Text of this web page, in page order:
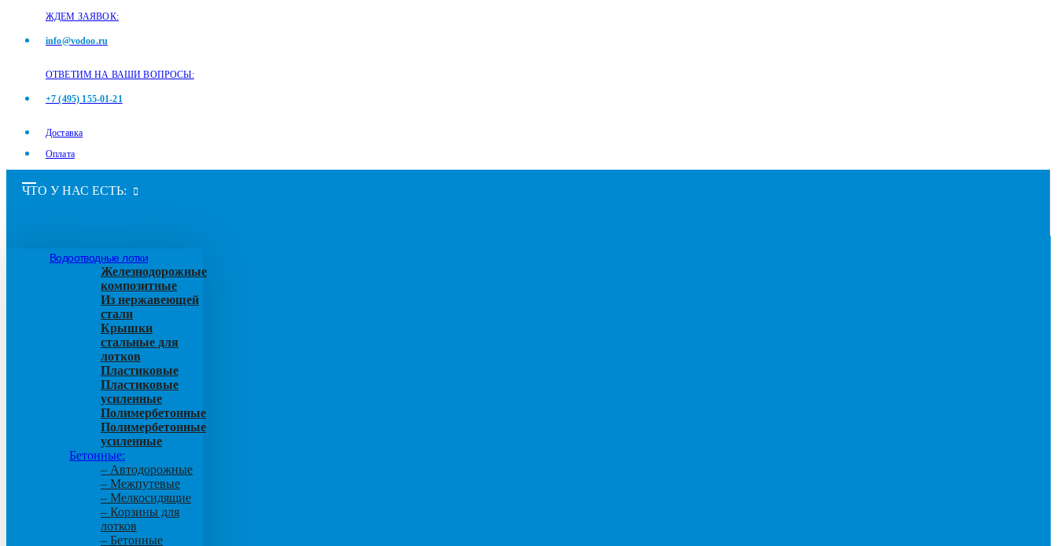
ЖДЕМ ЗАЯВОК:
info@vodoo.ru
ОТВЕТИМ НА ВАШИ ВОПРОСЫ:
+7 (495) 155-01-21
Доставка
Оплата
ЧТО У НАС ЕСТЬ:
Водоотводные лотки
Железнодорожные
композитные
Из нержавеющей
стали
Крышки
стальные для
лотков
Пластиковые
Пластиковые
усиленные
Полимербетонные
Полимербетонные
усиленные
Бетонные:
– Автодорожные
– Межпутевые
– Мелкосидящие
– Корзины для
лотков
– Бетонные